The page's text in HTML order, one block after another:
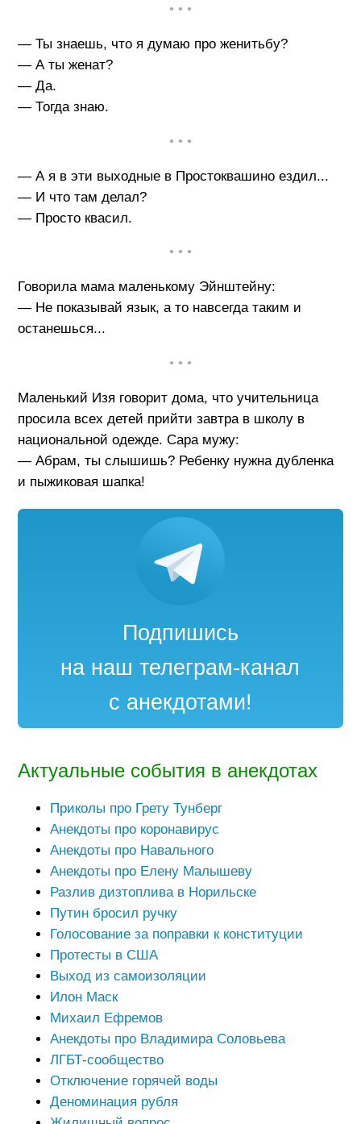
• • •
— Ты знаешь, что я думаю про женитьбу?
— А ты женат?
— Да.
— Тогда знаю.
• • •
— А я в эти выходные в Простоквашино ездил...
— И что там делал?
— Просто квасил.
• • •
Говорила мама маленькому Эйнштейну:
— Не показывай язык, а то навсегда таким и
останешься...
• • •
Маленький Изя говорит дома, что учительница
просила всех детей прийти завтра в школу в
национальной одежде. Сара мужу:
— Абрам, ты слышишь? Ребенку нужна дубленка
и пыжиковая шапка!
Подпишись
на наш телеграм-канал
с анекдотами!
Актуальные события в анекдотах
Приколы про Грету Тунберг
Анекдоты про коронавирус
Анекдоты про Навального
Анекдоты про Елену Малышеву
Разлив дизтоплива в Норильске
Путин бросил ручку
Голосование за поправки к конституции
Протесты в США
Выход из самоизоляции
Илон Маск
Михаил Ефремов
Анекдоты про Владимира Соловьева
ЛГБТ-сообщество
Отключение горячей воды
Деноминация рубля